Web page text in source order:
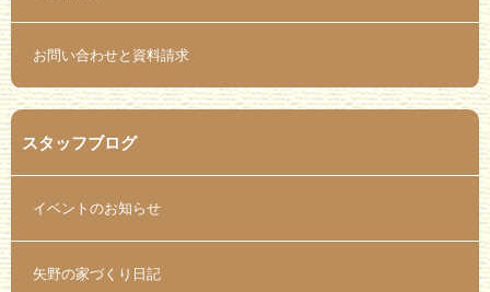
お問い合わせと資料請求
スタッフブログ
イベントのお知らせ
矢野の家づくり日記